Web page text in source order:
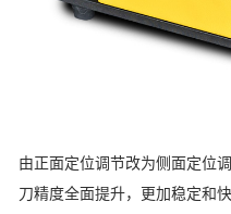
由正面定位调节改为侧面定位
刀精度全面提升，更加稳定和